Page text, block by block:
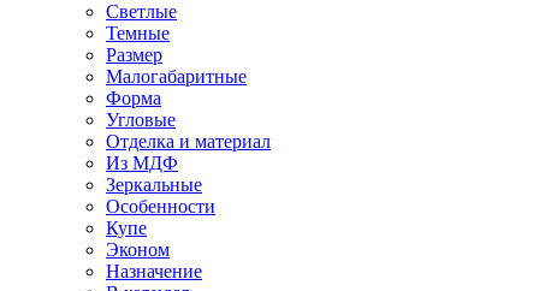
Светлые
Темные
Размер
Малогабаритные
Форма
Угловые
Отделка и материал
Из МДФ
Зеркальные
Особенности
Купе
Эконом
Назначение